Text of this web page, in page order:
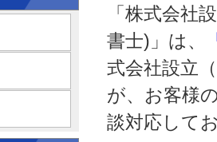
「株式会社
書士)」は、
式会社設立
が、お客様
談対応して